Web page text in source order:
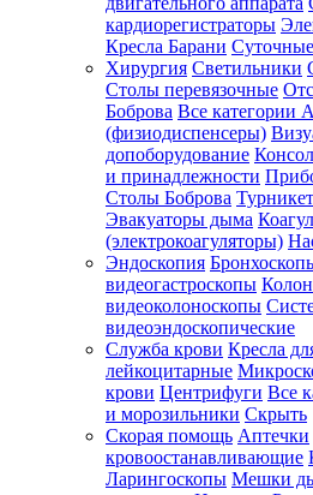
кардиорегистраторы
Кресла Барани
Хирургия Светильники
Столы перевязочные
Боброва Все категории
(физиодиспенсеры)
допоборудование
и принадлежности
Столы Боброва
Эвакуаторы дыма
(электрокоагуляторы)
Эндоскопия
видеогастроскопы
видеоколоноскопы
видеоэндоскопические
Служба крови Кресла
лейкоцитарные
крови Центрифуги Все
и морозильники Скрыть
Скорая помощь Аптечки
кровоостанавливающие
Ларингоскопы Мешки